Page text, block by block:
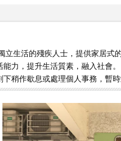
立生活的殘疾人士，提供家居
力，提升生活質素，融入社會
稍作歇息或處理個人事務，暫時